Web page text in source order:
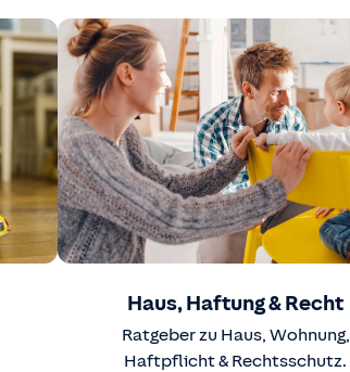
Haus, Haftung & Recht
Ratgeber zu Haus, Wohnung,
Haftpflicht & Rechtsschutz.